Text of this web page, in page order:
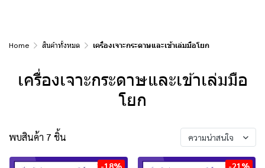
Home สินค้าทั้งหมด เครื่องเจาะกระดาษและเข้าเล่มมือโยก
เครื่องเจาะกระดาษและเข้าเล่มมือ
โยก
พบสินค้า 7 ชิ้น ความน่าสนใจ
-18% -21%